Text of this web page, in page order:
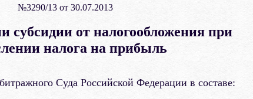
№3290/13 от 30.07.2013
субсидии от налогообложения при
налога на прибыль
Суда Российской Федерации в составе: